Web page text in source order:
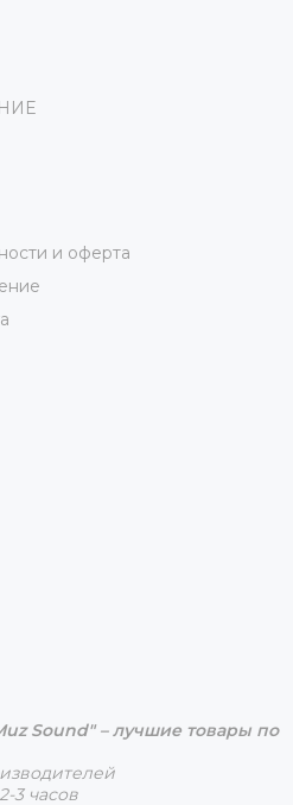
и оферта
Sound" – лучшие товары по
3 часов